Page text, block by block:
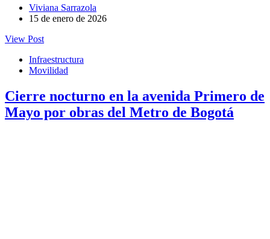
Viviana Sarrazola
15 de enero de 2026
View Post
Infraestructura
Movilidad
Cierre nocturno en la avenida Primero de
Mayo por obras del Metro de Bogotá